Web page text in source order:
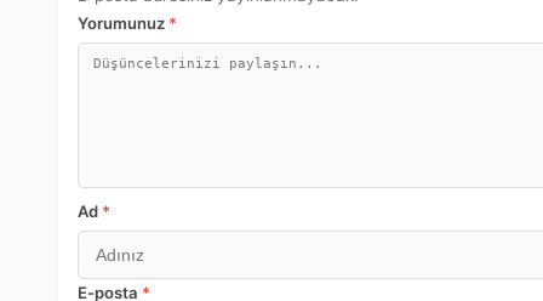
Yorumunuz *
Ad *
E-posta *